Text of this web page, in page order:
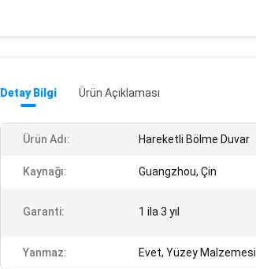
Detay Bilgi Ürün Açıklaması
Ürün Adı: Hareketli Bölme Duvar
Kaynağı: Guangzhou, Çin
Garanti: 1 ila 3 yıl
Yanmaz: Evet, Yüzey